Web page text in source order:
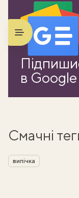
в
Смачні
випічка